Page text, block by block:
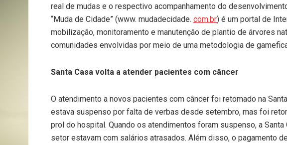
real de mudas e o respectivo acompanhamento do
“Muda de Cidade” (www. mudadecidade. com.br) é um portal de
mobilização, monitoramento e manutenção de plantio de árvores
comunidades envolvidas por meio de uma metodologia de
Santa Casa volta a atender pacientes com câncer
O atendimento a novos pacientes com câncer foi retomado na
estava suspenso por falta de verbas desde setembro, mas foi
prol do hospital. Quando os atendimentos foram suspenso, a
setor estavam com salários atrasados. Além disso, o pagamento